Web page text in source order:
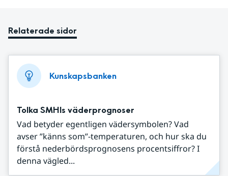
Relaterade sidor
Kunskapsbanken
Tolka SMHIs väderprognoser
Vad betyder egentligen vädersymbolen? Vad
avser ”känns som”-temperaturen, och hur ska du
förstå nederbördsprognosens procentsiffror? I
denna vägled...